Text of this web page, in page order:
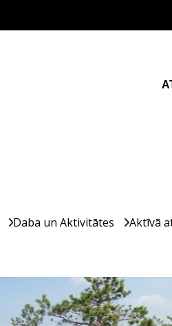
Daba un Aktivitātes Aktīvā